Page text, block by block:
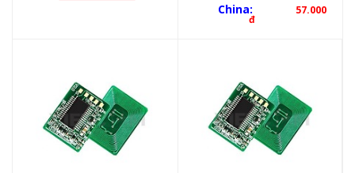
China:
57.000
đ